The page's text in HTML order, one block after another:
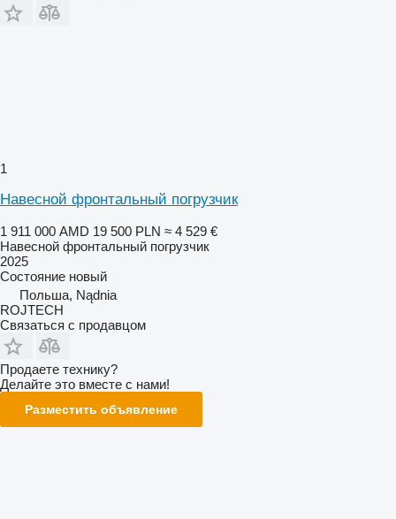
1
Навесной фронтальный погрузчик
1 911 000 AMD 19 500 PLN ≈ 4 529 €
Навесной фронтальный погрузчик
2025
Состояние новый
Польша, Nądnia
ROJTECH
Связаться с продавцом
Продаете технику?
Делайте это вместе с нами!
Разместить объявление